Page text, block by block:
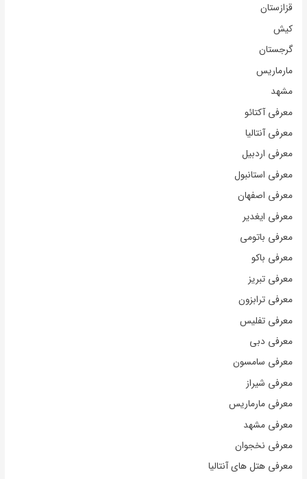
قزازستان
کیش
گرجستان
مارماریس
مشهد
معرفی آکتائو
معرفی آنتالیا
معرفی اردبیل
معرفی استانبول
معرفی اصفهان
معرفی ایغدیر
معرفی باتومی
معرفی باکو
معرفی تبریز
معرفی ترابزون
معرفی تفلیس
معرفی دبی
معرفی سامسون
معرفی شیراز
معرفی مارماریس
معرفی مشهد
معرفی نخجوان
معرفی هتل های آنتالیا